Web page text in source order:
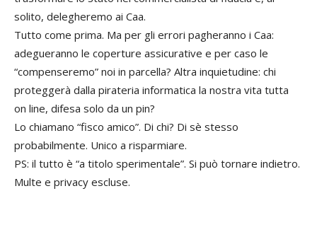
solito, delegheremo ai Caa.
Tutto come prima. Ma per gli errori pagheranno i Caa:
adegueranno le coperture assicurative e per caso le
“compenseremo” noi in parcella? Altra inquietudine: chi
proteggerà dalla pirateria informatica la nostra vita tutta
on line, difesa solo da un pin?
Lo chiamano “fisco amico”. Di chi? Di sè stesso
probabilmente. Unico a risparmiare.
PS: il tutto è “a titolo sperimentale”. Si può tornare indietro.
Multe e privacy escluse.